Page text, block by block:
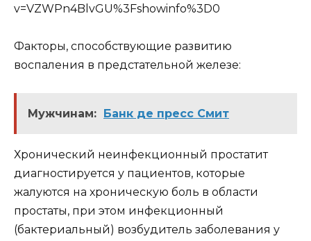
v=VZWPn4BlvGU%3Fshowinfo%3D0
Факторы, способствующие развитию
воспаления в предстательной железе:
Мужчинам: Банк де пресс Смит
Хронический неинфекционный простатит
диагностируется у пациентов, которые
жалуются на хроническую боль в области
простаты, при этом инфекционный
(бактериальный) возбудитель заболевания у